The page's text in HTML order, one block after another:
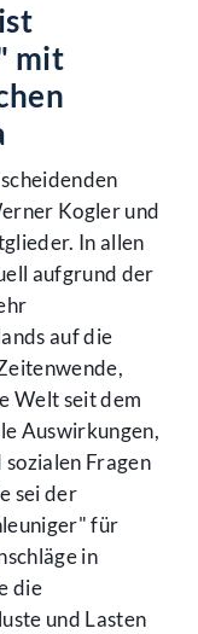
mit
Kogler und
In allen
aufgrund der
auf die
Welt seit dem
Auswirkungen,
Fragen
sei der
für
in
die
und Lasten